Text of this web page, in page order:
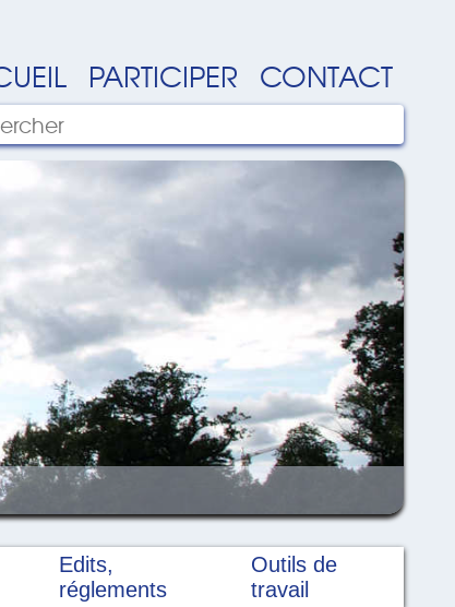
PARTICIPER CONTACT
Edits,
réglements
Outils de
travail